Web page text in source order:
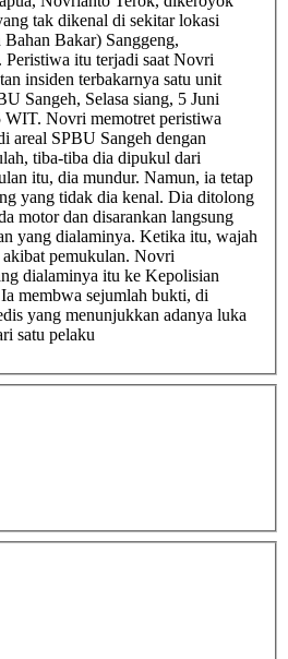
tak dikenal di sekitar lokasi
Bakar) Sanggeng,
itu terjadi saat Novri
insiden terbakarnya satu unit
Sangeh, Selasa siang, 5 Juni
WIT. Novri memotret peristiwa
areal SPBU Sangeh dengan
tiba-tiba dia dipukul dari
itu, dia mundur. Namun, ia tetap
yang tidak dia kenal. Dia ditolong
motor dan disarankan langsung
yang dialaminya. Ketika itu, wajah
pemukulan. Novri
dialaminya itu ke Kepolisian
membwa sejumlah bukti, di
yang menunjukkan adanya luka
satu pelaku